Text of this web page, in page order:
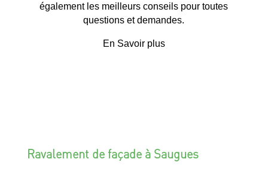
également les meilleurs conseils pour toutes
questions et demandes.
En Savoir plus
Ravalement de façade à Saugues